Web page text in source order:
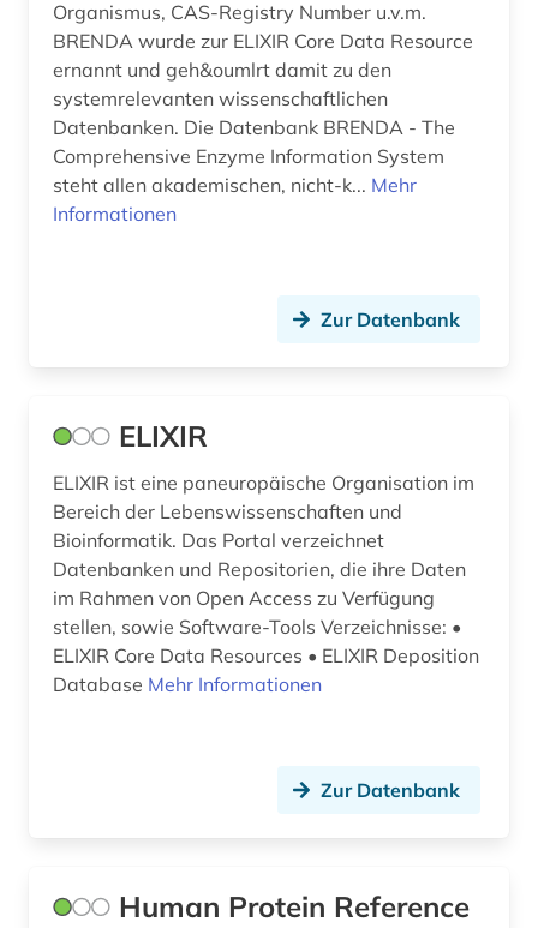
Werkstoffwissenschaften und
Fertigungstechnik (0)
Wirtschaftswissenschaften (0)
Museumswesen (0)
Organismus, CAS-Registry Number u.v.m.
BRENDA wurde zur ELIXIR Core Data Resource
ernannt und geh&oumlrt damit zu den
systemrelevanten wissenschaftlichen
Datenbanken. Die Datenbank BRENDA - The
Comprehensive Enzyme Information System
steht allen akademischen, nicht-k... Mehr
Informationen
Zur Datenbank
ELIXIR
ELIXIR ist eine paneuropäische Organisation im
Bereich der Lebenswissenschaften und
Bioinformatik. Das Portal verzeichnet
Datenbanken und Repositorien, die ihre Daten
im Rahmen von Open Access zu Verfügung
stellen, sowie Software-Tools Verzeichnisse: •
ELIXIR Core Data Resources • ELIXIR Deposition
Database Mehr Informationen
Zur Datenbank
Human Protein Reference